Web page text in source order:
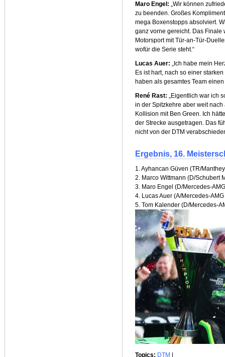
Maro Engel: „Wir können
zu beenden. Großes
mega Boxenstopps absolviert.
ganz vorne gereicht. Das Finale
Motorsport mit Tür-an-Tür-
wofür die Serie steht.“
Lucas Auer: „Ich habe mein
Es ist hart, nach so einer
haben als gesamtes Team
René Rast: „Eigentlich war ich
in der Spitzkehre aber weit
Kollision mit Ben Green. Ich
der Strecke ausgetragen. Das
nicht von der DTM
Ergebnis, 16.
1. Ayhancan Güven (TR/
2. Marco Wittmann (D/Schubert
3. Maro Engel (D/Mercedes-
4. Lucas Auer (A/Mercedes-
5. Tom Kalender (D/Mercedes-
Topics: DTM